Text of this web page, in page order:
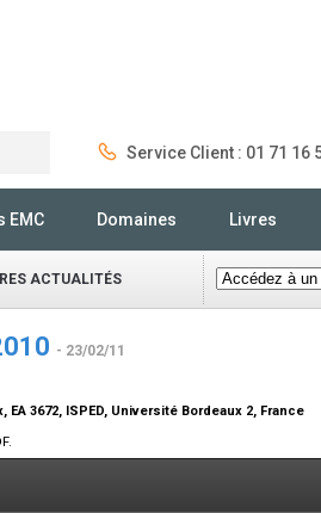
Service Client : 01 71 16
EMC Domaines Livres
ACTUALITÉS
- 23/02/11
3672, ISPED, Université Bordeaux 2, France